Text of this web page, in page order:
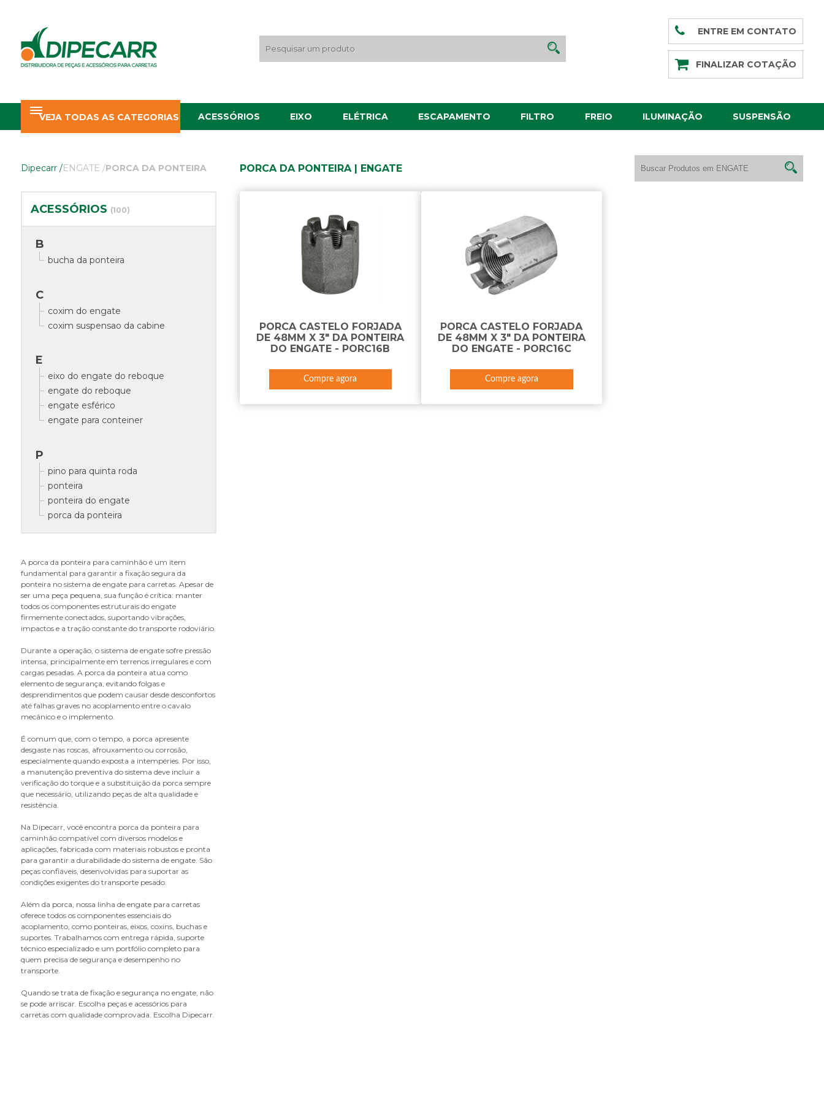
ENTRE EM CONTATO
FINALIZAR COTAÇÃO
VEJA TODAS AS CATEGORIAS ACESSÓRIOS EIXO ELÉTRICA ESCAPAMENTO FILTRO FREIO ILUMINAÇÃO SUSPENSÃO
Dipecarr /ENGATE /PORCA DA PONTEIRA
ACESSÓRIOS (100)
B
bucha da ponteira
C
coxim do engate
coxim suspensao da cabine
E
eixo do engate do reboque
engate do reboque
engate esférico
engate para conteiner
P
pino para quinta roda
ponteira
ponteira do engate
porca da ponteira
A porca da ponteira para caminhão é um item
fundamental para garantir a fixação segura da
ponteira no sistema de engate para carretas. Apesar de
ser uma peça pequena, sua função é crítica: manter
todos os componentes estruturais do engate
firmemente conectados, suportando vibrações,
impactos e a tração constante do transporte rodoviário.
Durante a operação, o sistema de engate sofre pressão
intensa, principalmente em terrenos irregulares e com
cargas pesadas. A porca da ponteira atua como
elemento de segurança, evitando folgas e
desprendimentos que podem causar desde desconfortos
até falhas graves no acoplamento entre o cavalo
mecânico e o implemento.
É comum que, com o tempo, a porca apresente
desgaste nas roscas, afrouxamento ou corrosão,
especialmente quando exposta a intempéries. Por isso,
a manutenção preventiva do sistema deve incluir a
verificação do torque e a substituição da porca sempre
que necessário, utilizando peças de alta qualidade e
resistência.
Na Dipecarr, você encontra porca da ponteira para
caminhão compatível com diversos modelos e
aplicações, fabricada com materiais robustos e pronta
para garantir a durabilidade do sistema de engate. São
peças confiáveis, desenvolvidas para suportar as
condições exigentes do transporte pesado.
Além da porca, nossa linha de engate para carretas
oferece todos os componentes essenciais do
acoplamento, como ponteiras, eixos, coxins, buchas e
suportes. Trabalhamos com entrega rápida, suporte
técnico especializado e um portfólio completo para
quem precisa de segurança e desempenho no
transporte.
Quando se trata de fixação e segurança no engate, não
se pode arriscar. Escolha peças e acessórios para
carretas com qualidade comprovada. Escolha Dipecarr.
PORCA DA PONTEIRA | ENGATE
PORCA CASTELO FORJADA
DE 48MM X 3" DA PONTEIRA
DO ENGATE - PORC16B
Compre agora
PORCA CASTELO FORJADA
DE 48MM X 3" DA PONTEIRA
DO ENGATE - PORC16C
Compre agora